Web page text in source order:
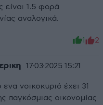
είναι 1.5 φορά
αναλογικά.
1 2
17·03·2025 15:21
νοικοκυριό έχει 31
παγκόσμιας οικονομίας